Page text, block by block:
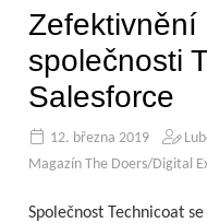
Zefektivnění
společnosti
Salesforce
12. března 2019
Magazín The Doers/Digital
Společnost Technicoat